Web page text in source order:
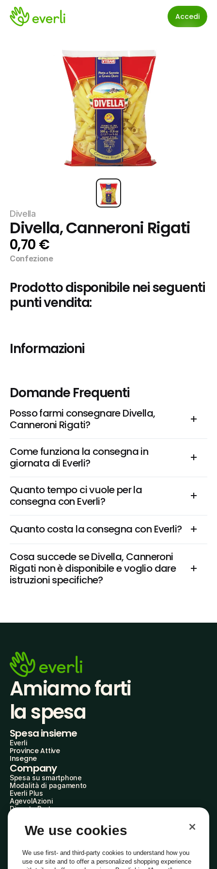
Accedi
Divella
Divella, Canneroni Rigati
0,70 €
Confezione
Prodotto disponibile nei seguenti
punti vendita:
Informazioni
Domande Frequenti
Posso farmi consegnare Divella,
Canneroni Rigati?
Come funziona la consegna in
giornata di Everli?
Quanto tempo ci vuole per la
consegna con Everli?
Quanto costa la consegna con Everli?
Cosa succede se Divella, Canneroni
Rigati non è disponibile e voglio dare
istruzioni specifiche?
Amiamo farti
la spesa
Spesa insieme
Everli
Province Attive
Insegne
Company
Spesa su smartphone
Modalità di pagamento
Everli Plus
AgevolAzioni
Diventa Partner
Everli Shoppers
About Us
Everli News
Domande frequenti
Lavora con noi
We use cookies
We use first- and third-party cookies to understand how you
use our site and to offer a personalized shopping experience